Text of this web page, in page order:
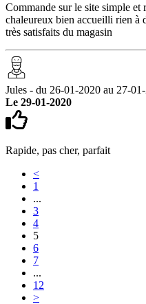
Commande sur le site simple et
chaleureux bien accueilli rien à
très satisfaits du magasin
Jules - du 26-01-2020 au 27-
Le 29-01-2020
Rapide, pas cher, parfait
<
1
...
3
4
5
6
7
...
12
>